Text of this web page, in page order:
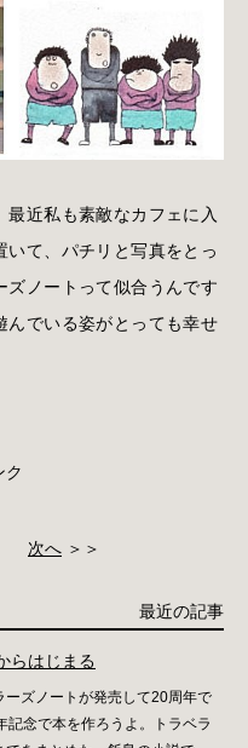
近私も素敵なカフェに入
いて、パチリと写真をとっ
ズノートって似合うんです
んでいる姿がとっても幸せ
ク
次へ ＞＞
最近の記事
らはじまる
ーズノートが発売して20周年で
記念で本を作ろうよ。トラベラ